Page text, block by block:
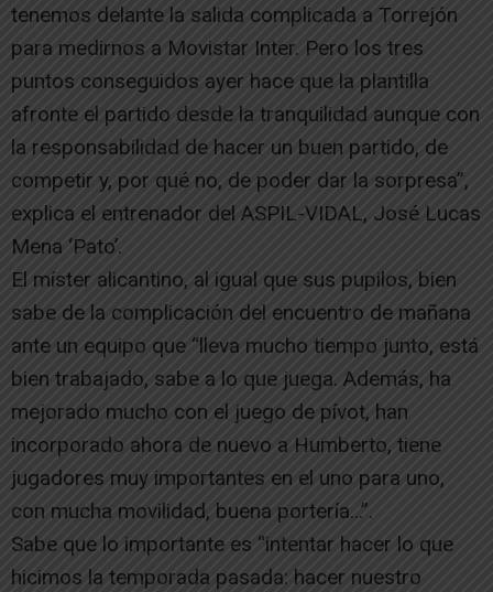
tenemos delante la salida complicada a Torrejón
para medirnos a Movistar Inter. Pero los tres
puntos conseguidos ayer hace que la plantilla
afronte el partido desde la tranquilidad aunque con
la responsabilidad de hacer un buen partido, de
competir y, por qué no, de poder dar la sorpresa”,
explica el entrenador del ASPIL-VIDAL, José Lucas
Mena ‘Pato’.
El míster alicantino, al igual que sus pupilos, bien
sabe de la complicación del encuentro de mañana
ante un equipo que “lleva mucho tiempo junto, está
bien trabajado, sabe a lo que juega. Además, ha
mejorado mucho con el juego de pívot, han
incorporado ahora de nuevo a Humberto, tiene
jugadores muy importantes en el uno para uno,
con mucha movilidad, buena portería…”.
Sabe que lo importante es “intentar hacer lo que
hicimos la temporada pasada: hacer nuestro